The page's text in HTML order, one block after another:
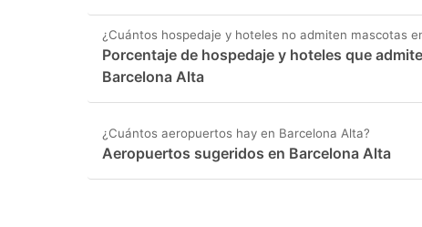
¿Cuántos hospedaje y hoteles no admiten mascotas
Porcentaje de hospedaje y hoteles que
Barcelona Alta
¿Cuántos aeropuertos hay en Barcelona Alta?
Aeropuertos sugeridos en Barcelona Alta